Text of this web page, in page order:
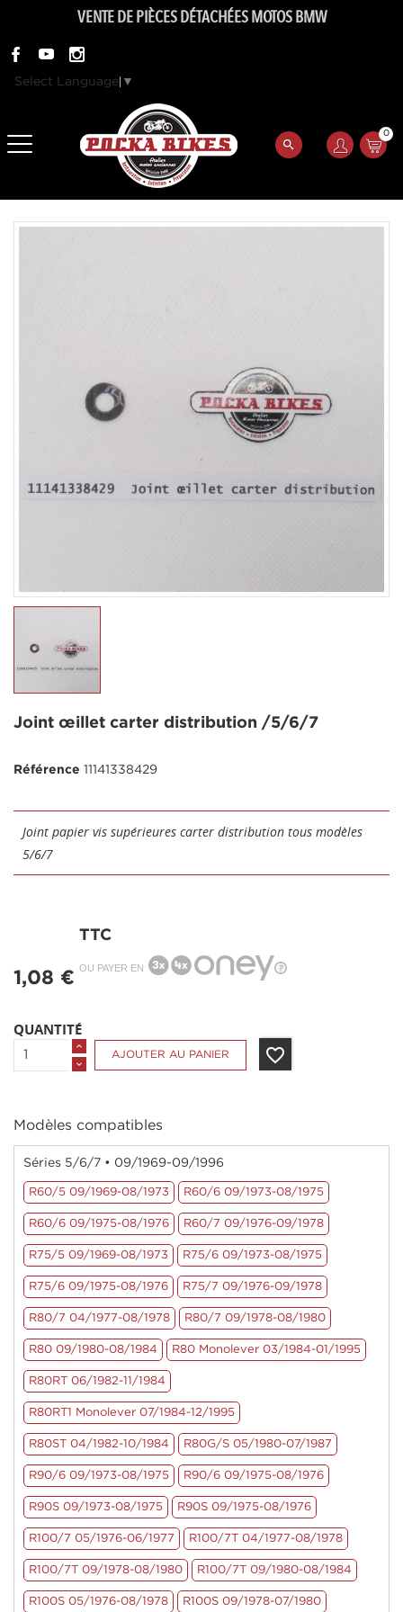
VENTE DE PIÈCES DÉTACHÉES MOTOS BMW
Select Language ▼
0
Joint œillet carter distribution /5/6/7
Référence 11141338429
Joint papier vis supérieures carter distribution tous modèles
5/6/7
1,08 €
TTC
OU PAYER EN
QUANTITÉ
AJOUTER AU PANIER favorite_border
Modèles compatibles
Séries 5/6/7 • 09/1969-09/1996
R60/5 09/1969-08/1973 R60/6 09/1973-08/1975
R60/6 09/1975-08/1976 R60/7 09/1976-09/1978
R75/5 09/1969-08/1973 R75/6 09/1973-08/1975
R75/6 09/1975-08/1976 R75/7 09/1976-09/1978
R80/7 04/1977-08/1978 R80/7 09/1978-08/1980
R80 09/1980-08/1984 R80 Monolever 03/1984-01/1995
R80RT 06/1982-11/1984
R80RT1 Monolever 07/1984-12/1995
R80ST 04/1982-10/1984 R80G/S 05/1980-07/1987
R90/6 09/1973-08/1975 R90/6 09/1975-08/1976
R90S 09/1973-08/1975 R90S 09/1975-08/1976
R100/7 05/1976-06/1977 R100/7T 04/1977-08/1978
R100/7T 09/1978-08/1980 R100/7T 09/1980-08/1984
R100S 05/1976-08/1978 R100S 09/1978-07/1980